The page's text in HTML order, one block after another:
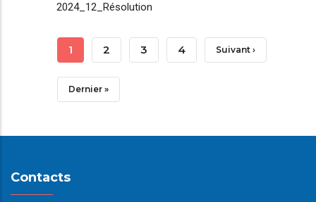
2024_12_Résolution
Pagination
Page
Courante
1 Page
2 Page
3 Page
4 Page
Suivant ›
Dernière
Dernier »
Contacts